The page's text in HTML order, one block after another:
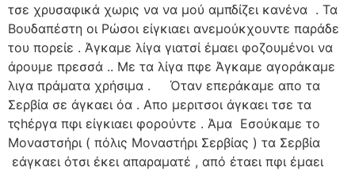
τσε χρυσαφικά χωρις να να μού αμπδίζει κανένα . Τα
Βουδαπέστη οι Ρώσοι είγκιαει ανεμούκχουντε παράδε
του πορείε . Άγκαμε λίγα γιατσί έμαει φοζουμένοι να
άρουμε πρεσσά .. Με τα λίγα πφε Άγκαμε αγοράκαμε
λιγα πράματα χρήσιμα . Όταν επεράκαμε απο τα
Σερβία σε άγκαει όα . Απο μεριτσοι άγκαει τσε τα
τςhέργα πφι είγκιαει φορούντε . Άμα Εσούκαμε το
Μοναστσήρι ( πόλις Μοναστήρι Σερβίας ) τα Σερβία
εάγκαει ότσι έκει απαραματέ , από έταει πφι έμαει